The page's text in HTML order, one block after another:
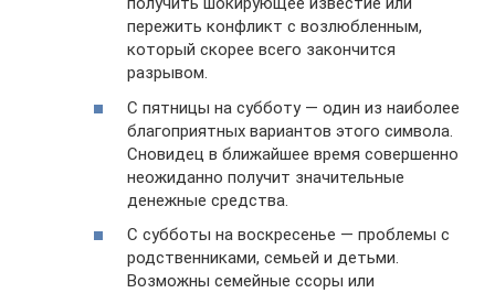
пережить конфликт с возлюбленным,
который скорее всего закончится
разрывом.
С пятницы на субботу — один из наиболее
благоприятных вариантов этого символа.
Сновидец в ближайшее время совершенно
неожиданно получит значительные
денежные средства.
С субботы на воскресенье — проблемы с
родственниками, семьей и детьми.
Возможны семейные ссоры или